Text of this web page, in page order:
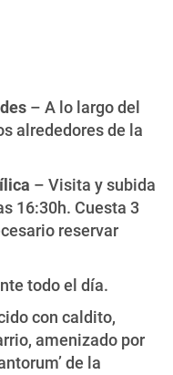
– A lo largo del
alrededores de la
– Visita y subida
16:30h. Cuesta 3
reservar
todo el día.
con caldito,
amenizado por
de la